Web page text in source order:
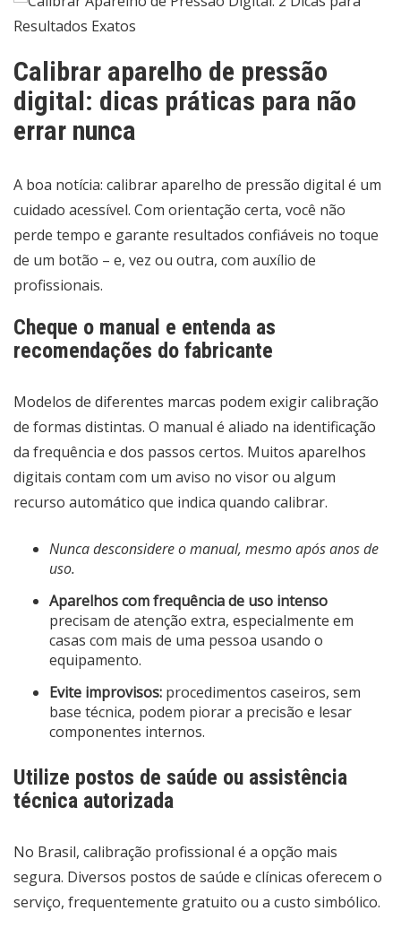
Calibrar aparelho de pressão
digital: dicas práticas para não
errar nunca
A boa notícia: calibrar aparelho de pressão digital é um
cuidado acessível. Com orientação certa, você não
perde tempo e garante resultados confiáveis no toque
de um botão – e, vez ou outra, com auxílio de
profissionais.
Cheque o manual e entenda as
recomendações do fabricante
Modelos de diferentes marcas podem exigir calibração
de formas distintas. O manual é aliado na identificação
da frequência e dos passos certos. Muitos aparelhos
digitais contam com um aviso no visor ou algum
recurso automático que indica quando calibrar.
Nunca desconsidere o manual, mesmo após anos de
uso.
Aparelhos com frequência de uso intenso
precisam de atenção extra, especialmente em
casas com mais de uma pessoa usando o
equipamento.
Evite improvisos: procedimentos caseiros, sem
base técnica, podem piorar a precisão e lesar
componentes internos.
Utilize postos de saúde ou assistência
técnica autorizada
No Brasil, calibração profissional é a opção mais
segura. Diversos postos de saúde e clínicas oferecem o
serviço, frequentemente gratuito ou a custo simbólico.